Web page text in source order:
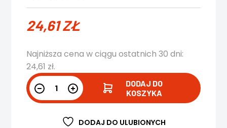
24,61ZŁ
Najniższa cena w ciągu ostatnich 30 dni:
24,61 zł.
DODAJ DO
KOSZYKA
DODAJ DO ULUBIONYCH